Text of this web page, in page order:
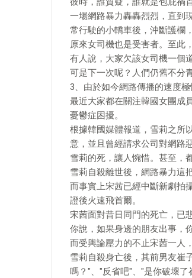
一場網路暴力轟轟烈烈，直到
常行駛的小轎車後，沖斷護欄
原來女司機也是受害者。至此
有人說，大家欠該女司機一個道
可是下一次呢？人們仍舊不分
3、由於如今網路傳播的速度
最近大家都在關注韓國女團成
憂鬱症困擾。
根據韓國媒體報道，雪莉之所
意，並且曾經請求公司對網路
雪莉的死，讓人惋惜。甚至，
雪莉自殺離世後，網路暴力這
而事實上宋茜已經中斷新劇拍
證後火速飛首爾。
宋茜面對昔日同門的死亡，已
你說，如果身邊的朋友出事，
而受輿論壓力的不止宋茜一人
雪莉自殺身亡後，其前男友崔
嗎？"、"反省吧"、"是你破壞了